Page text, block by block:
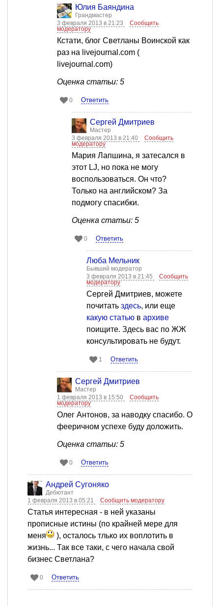
Юлия Баяндина
Грандмастер
3 февраля 2013 в 21:23
Сообщить
модератору
Кстати, блог Светланы Воинской как
раз на livejournal.com (
livejournal.com)
Оценка статьи: 5
0 Ответить
Сергей Дмитриев
Мастер
3 февраля 2013 в 21:40
Сообщить
модератору
Мария Лапшина, я затесался в
этот LJ, но пока не могу
воспользоваться. Он что?
Только на английском? За
подмогу спасибки.
Оценка статьи: 5
0 Ответить
Люба Мельник
Бывший модератор
3 февраля 2013 в 21:45
Сообщить
модератору
Сергей Дмитриев, можете
почитать здесь, или еще
какую статью в архиве
поищите. Здесь вас по ЖЖ
консультировать не будут.
1 Ответить
Сергей Дмитриев
Мастер
1 февраля 2013 в 15:50
Сообщить
модератору
Олег Антонов, за наводку спасибо. О
фееричном успехе буду доложить.
Оценка статьи: 5
0 Ответить
Андрей Сугоняко
Дебютант
1 февраля 2013 в 05:21
Сообщить модератору
Статья интересная - в ней указаны
прописные истины (по крайней мере для
меня
), осталось тлько их воплотить в
жизнь... Так все таки, с чего начала свой
бизнес Светлана?
0 Ответить